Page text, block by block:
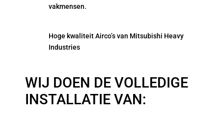
vakmensen.
Hoge kwaliteit Airco’s van Mitsubishi Heavy
Industries
WIJ DOEN DE VOLLEDIGE
INSTALLATIE VAN: